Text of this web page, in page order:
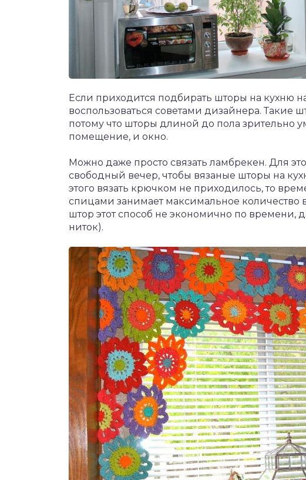
Если приходится подбирать шторы на кухню
воспользоваться советами дизайнера. Такие
потому что шторы длиной до пола зрительно
помещение, и окно.
Можно даже просто связать ламбрекен. Для
свободный вечер, чтобы вязаные шторы на
этого вязать крючком не приходилось, то
спицами занимает максимальное количество
штор этот способ не экономично по времени,
ниток).